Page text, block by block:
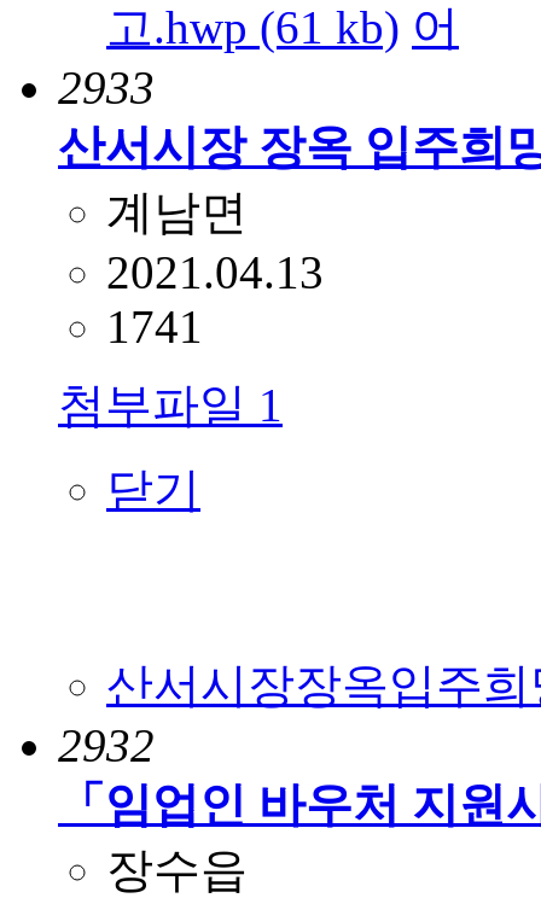
고.hwp (61 kb)
2933
산서시장 장옥 입주희
계남면
2021.04.13
1741
첨부파일 1
닫기
산서시장장옥입주
2932
「임업인 바우처 지원
장수읍